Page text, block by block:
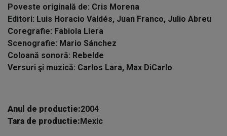
Poveste originală de: Cris Morena
Editori: Luis Horacio Valdés, Juan Franco, Julio Abreu
Coregrafie: Fabiola Liera
Scenografie: Mario Sánchez
Coloană sonoră: Rebelde
Versuri şi muzică: Carlos Lara, Max DiCarlo
Anul de productie:2004
Tara de productie:Mexic